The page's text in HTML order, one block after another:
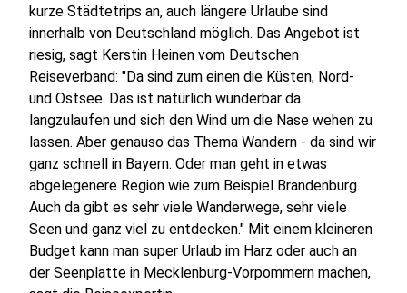
kurze Städtetrips an, auch längere Urlaube sind
innerhalb von Deutschland möglich. Das Angebot ist
riesig, sagt Kerstin Heinen vom Deutschen
Reiseverband: "Da sind zum einen die Küsten, Nord-
und Ostsee. Das ist natürlich wunderbar da
langzulaufen und sich den Wind um die Nase wehen zu
lassen. Aber genauso das Thema Wandern - da sind wir
ganz schnell in Bayern. Oder man geht in etwas
abgelegenere Region wie zum Beispiel Brandenburg.
Auch da gibt es sehr viele Wanderwege, sehr viele
Seen und ganz viel zu entdecken." Mit einem kleineren
Budget kann man super Urlaub im Harz oder auch an
der Seenplatte in Mecklenburg-Vorpommern machen,